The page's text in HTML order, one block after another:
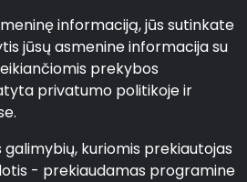
informaciją, jūs sutinkate
jūsų asmenine informacija su
prekybos
privatumo politikoje ir
kuriomis prekiautojas
- prekiaudamas programine